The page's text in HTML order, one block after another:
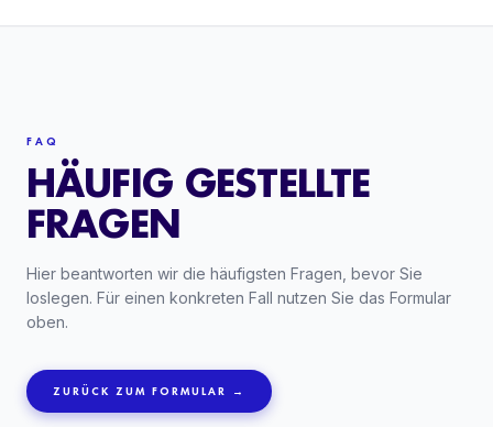
FAQ
HÄUFIG GESTELLTE
FRAGEN
Hier beantworten wir die häufigsten Fragen, bevor Sie
loslegen. Für einen konkreten Fall nutzen Sie das Formular
oben.
ZURÜCK ZUM FORMULAR →